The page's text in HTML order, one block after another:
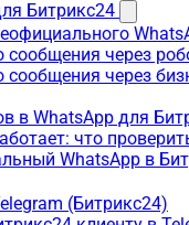
Битрикс24
сообщения через
сообщения через
в WhatsApp для
что
WhatsApp в
(Битрикс24)